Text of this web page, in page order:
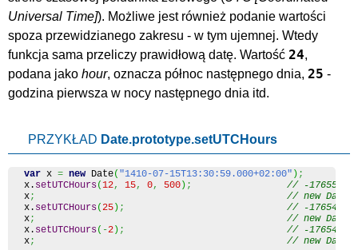
). Możliwe jest również podanie wartości
spoza przewidzianego zakresu - w tym ujemnej. Wtedy
funkcja sama przeliczy prawidłową datę. Wartość 24,
podana jako hour, oznacza północ następnego dnia, 25 -
godzina pierwsza w nocy następnego dnia itd.
PRZYKŁAD Date.prototype.setUTCHours
var x = new Date( "1410-07-15T13:30:59.000+02:00" ) ;
x. setUTCHours(12, 15, 0, 500 ) ;
// -
x;
// new
x. setUTCHours(25 ) ;
// -
x;
// new
x. setUTCHours( -2 ) ;
// -
x;
// new